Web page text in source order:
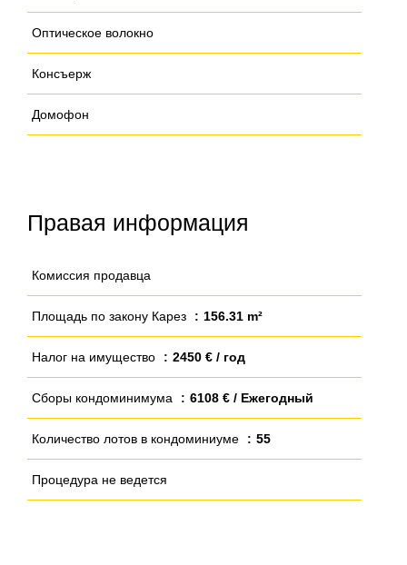
Оптическое волокно
Консъерж
Домофон
Правая информация
Комиссия продавца
Площадь по закону Карез 156.31 m²
Налог на имущество 2450 € / год
Сборы кондоминимума 6108 € / Ежегодный
Количество лотов в кондоминиуме 55
Процедура не ведется